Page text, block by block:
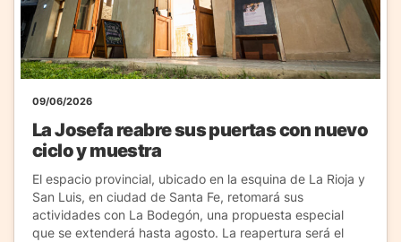
09/06/2026
La Josefa reabre sus puertas con nuevo
ciclo y muestra
El espacio provincial, ubicado en la esquina de La Rioja y
San Luis, en ciudad de Santa Fe, retomará sus
actividades con La Bodegón, una propuesta especial
que se extenderá hasta agosto. La reapertura será el